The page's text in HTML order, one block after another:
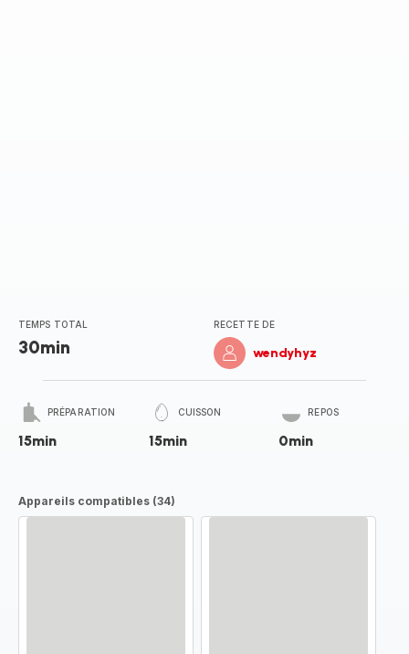
TEMPS TOTAL
30min
RECETTE DE
wendyhyz
PRÉPARATION
15min
CUISSON
15min
REPOS
0min
Appareils compatibles (34)